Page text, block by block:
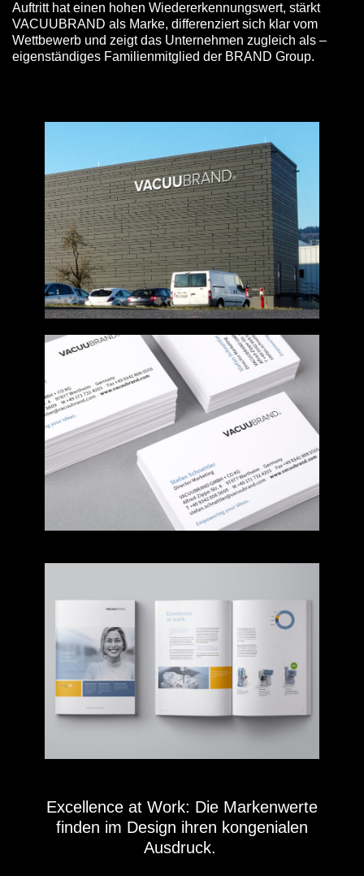
Auftritt hat einen hohen Wiedererkennungswert, stärkt
VACUUBRAND als Marke, differenziert sich klar vom
Wettbewerb und zeigt das Unternehmen zugleich als –
eigenständiges Familienmitglied der BRAND Group.
Excellence at Work: Die Markenwerte
finden im Design ihren kongenialen
Ausdruck.